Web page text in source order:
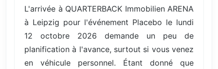
L'arrivée à QUARTERBACK Immobilien ARENA
à Leipzig pour l'événement Placebo le lundi
12 octobre 2026 demande un peu de
planification à l'avance, surtout si vous venez
en véhicule personnel. Étant donné que